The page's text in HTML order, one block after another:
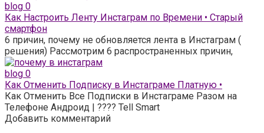
blog 0
Как Настроить Ленту Инстаграм по Времени • Старый
смартфон
6 причин, почему не обновляется лента в Инстаграм (
решения) Рассмотрим 6 распространенных причин,
blog 0
Как Отменить Подписку в Инстаграме Платную •
Как Отменить Все Подписки в Инстаграме Разом на
Телефоне Андроид | ???? Tell Smart
Добавить комментарий